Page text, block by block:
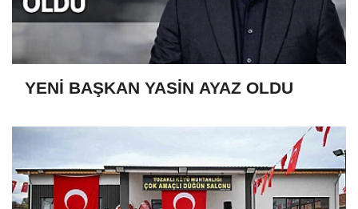
YENİ BAŞKAN YASİN AYAZ OLDU